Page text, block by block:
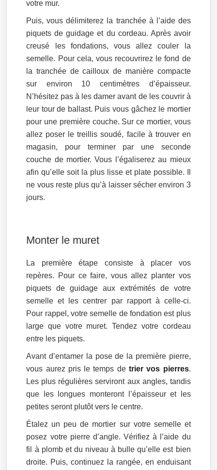
votre mur.
Puis, vous délimiterez la tranchée à l’aide des
piquets de guidage et du cordeau. Après avoir
creusé les fondations, vous allez couler la
semelle. Pour cela, vous recouvrirez le fond de
la tranchée de cailloux de manière compacte
sur environ 10 centimètres d’épaisseur.
N’hésitez pas à les damer avant de les couvrir à
leur tour de ballast. Puis vous gâchez le mortier
pour une première couche. Sur ce mortier, vous
allez poser le treillis soudé, facile à trouver en
magasin, pour terminer par une seconde
couche de mortier. Vous l’égaliserez au mieux
afin qu’elle soit la plus lisse et plate possible. Il
ne vous reste plus qu’à laisser sécher environ 3
jours.
Monter le muret
La première étape consiste à placer vos
repères. Pour ce faire, vous allez planter vos
piquets de guidage aux extrémités de votre
semelle et les centrer par rapport à celle-ci.
Pour rappel, votre semelle de fondation est plus
large que votre muret. Tendez votre cordeau
entre les piquets.
Avant d’entamer la pose de la première pierre,
vous aurez pris le temps detrier vos pierres.
Les plus régulières serviront aux angles, tandis
que les longues monteront l’épaisseur et les
petites seront plutôt vers le centre.
Étalez un peu de mortier sur votre semelle et
posez votre pierre d’angle. Vérifiez à l’aide du
fil à plomb et du niveau à bulle qu’elle est bien
droite. Puis, continuez la rangée, en enduisant